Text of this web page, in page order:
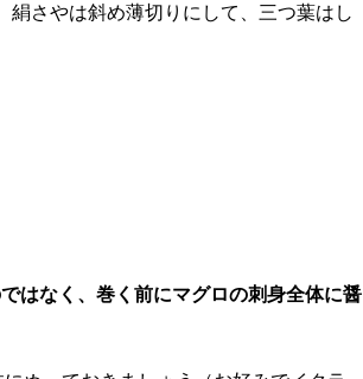
さやは斜め薄切りにして、三つ葉はし
はなく、巻く前にマグロの刺身全体に醤